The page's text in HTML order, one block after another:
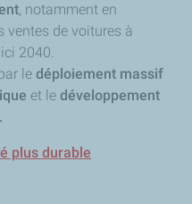
, notamment en
ventes de voitures à
2040.
le déploiement massif
et le développement
plus durable